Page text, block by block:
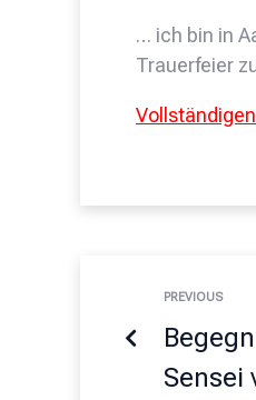
… ich bin in
Trauerfeier
PREVIOUS
Sensei